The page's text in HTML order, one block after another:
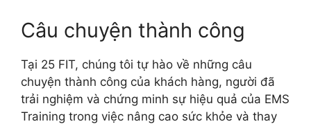
Câu chuyện thành công
Tại 25 FIT, chúng tôi tự hào về những câu
chuyện thành công của khách hàng, người đã
trải nghiệm và chứng minh sự hiệu quả của EMS
Training trong việc nâng cao sức khỏe và thay